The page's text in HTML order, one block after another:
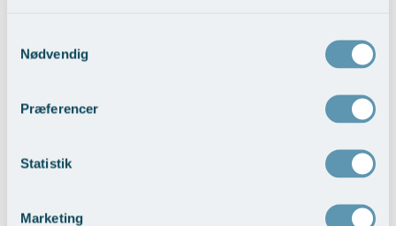
Nødvendig
Præferencer
Statistik
Marketing
Vis behandlingseksempler